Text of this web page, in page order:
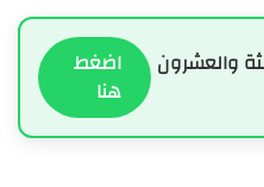
والعشرون
اضغط
هنا